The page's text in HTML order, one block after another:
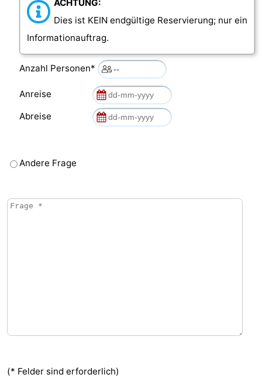
ACHTUNG:
Dies ist KEIN endgültige Reservierung; nur ein
Informationauftrag.
Anzahl Personen*
Anreise
Abreise
Andere Frage
(* Felder sind erforderlich)